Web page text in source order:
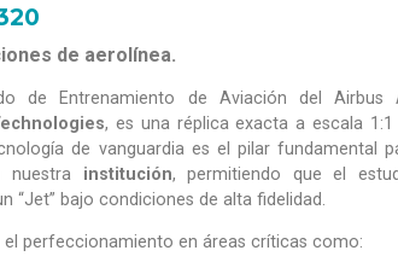
de aerolínea.
de Entrenamiento de Aviación del Airbus
, es una réplica exacta a escala
de vanguardia es el pilar fundamental
nuestra institución, permitiendo que el
“Jet” bajo condiciones de alta fidelidad.
el perfeccionamiento en áreas críticas como: